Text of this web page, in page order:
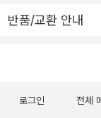
용해서 나쁠 게 아니,
로 했다. 밀리의 서
료 시작​이미 여러
반품/교환 안내
로그인 전체